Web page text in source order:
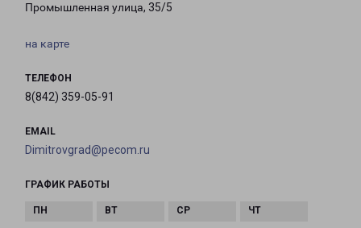
Промышленная улица, 35/5
на карте
ТЕЛЕФОН
8(842) 359-05-91
EMAIL
Dimitrovgrad@pecom.ru
ГРАФИК РАБОТЫ